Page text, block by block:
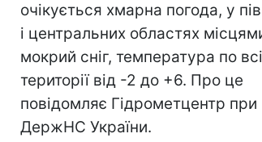
очікується хмарна погода, у
і центральних областях
мокрий сніг, температура по
території від -2 до +6. Про це
повідомляє Гідрометцентр при
ДержНС України.